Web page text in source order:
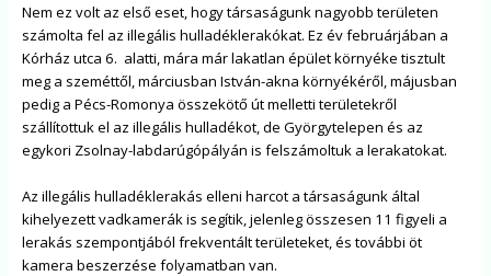
Nem ez volt az első eset, hogy társaságunk nagyobb területen
számolta fel az illegális hulladéklerakókat. Ez év februárjában a
Kórház utca 6. alatti, mára már lakatlan épület környéke tisztult
meg a szeméttől, márciusban István-akna környékéről, májusban
pedig a Pécs-Romonya összekötő út melletti területekről
szállítottuk el az illegális hulladékot, de Györgytelepen és az
egykori Zsolnay-labdarúgópályán is felszámoltuk a lerakatokat.
Az illegális hulladéklerakás elleni harcot a társaságunk által
kihelyezett vadkamerák is segítik, jelenleg összesen 11 figyeli a
lerakás szempontjából frekventált területeket, és további öt
kamera beszerzése folyamatban van.